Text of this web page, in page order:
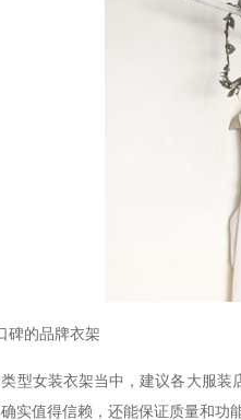
碑的品牌衣架
型女装衣架当中，建议各大服
实值得信赖，还能保证质量和功